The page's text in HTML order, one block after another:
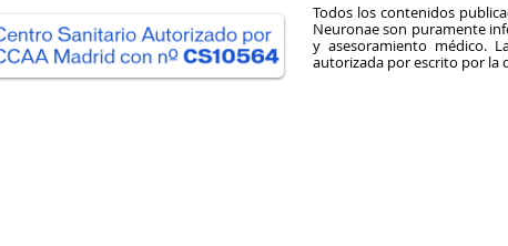
Todos los contenidos
Neuronae son puramente
y asesoramiento médico.
autorizada por escrito por la